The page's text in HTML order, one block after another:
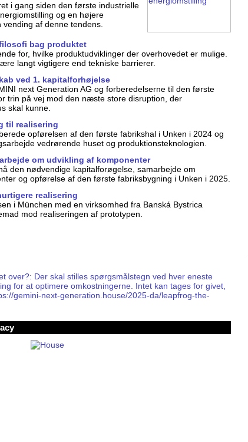
i gang siden den første industrielle
og en højere
af denne tendens.
bag produktet
for, hvilke produktudviklinger der overhovedet er mulige.
langt vigtigere end tekniske barrierer.
ved 1. kapitalforhøjelse
next Generation AG og forberedelserne til den første
trin på vej mod den næste store disruption, der
skal kunne.
til realisering
opførelsen af den første fabrikshal i Unken i 2024 og
vedrørende huset og produktionsteknologien.
om udvikling af komponenter
den nødvendige kapitalforøgelse, samarbejde om
og opførelse af den første fabriksbygning i Unken i 2025.
realisering
i München med en virksomhed fra Banská Bystrica
mod realiseringen af prototypen.
Der skal stilles spørgsmålstegn ved hver eneste
for at optimere omkostningerne. Intet kan tages for givet,
gemini-next-generation.house/2025-da/leapfrog-the-